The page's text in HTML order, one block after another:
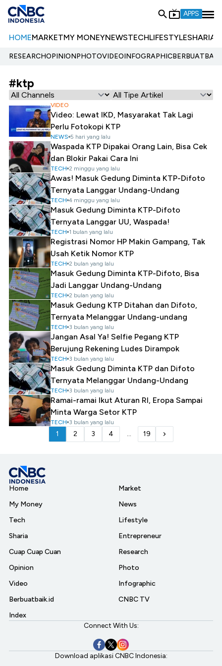
APPS
HOMEMARKETMY MONEYNEWSTECHLIFESTYLESHARIA
RESEARCHOPINIONPHOTOVIDEOINFOGRAPHIC
#ktp
VIDEO
Video: Lewat IKD, Masyarakat Tak Lagi
Perlu Fotokopi KTP
NEWS 5 hari yang lalu
Waspada KTP Dipakai Orang Lain, Bisa Cek
dan Blokir Pakai Cara Ini
TECH 2 minggu yang lalu
Awas! Masuk Gedung Diminta KTP-Difoto
Ternyata Langgar Undang-Undang
TECH 4 minggu yang lalu
Masuk Gedung Diminta KTP-Difoto
Ternyata Langgar UU, Waspada!
TECH 1 bulan yang lalu
Registrasi Nomor HP Makin Gampang, Tak
Usah Ketik Nomor KTP
TECH 2 bulan yang lalu
Masuk Gedung Diminta KTP-Difoto, Bisa
Jadi Langgar Undang-Undang
TECH 2 bulan yang lalu
Masuk Gedung KTP Ditahan dan Difoto,
Ternyata Melanggar Undang-undang
TECH 3 bulan yang lalu
Jangan Asal Ya! Selfie Pegang KTP
Berujung Rekening Ludes Dirampok
TECH 3 bulan yang lalu
Masuk Gedung Diminta KTP dan Difoto
Ternyata Melanggar Undang-Undang
TECH 3 bulan yang lalu
Ramai-ramai Ikut Aturan RI, Eropa Sampai
Minta Warga Setor KTP
TECH 3 bulan yang lalu
1 2 3 4 ... 19
Home
My Money
Tech
Sharia
Cuap Cuap Cuan
Opinion
Video
Berbuatbaik.id
Index
Market
News
Lifestyle
Entrepreneur
Research
Photo
Infographic
CNBC TV
Connect With Us:
Download aplikasi CNBC Indonesia: